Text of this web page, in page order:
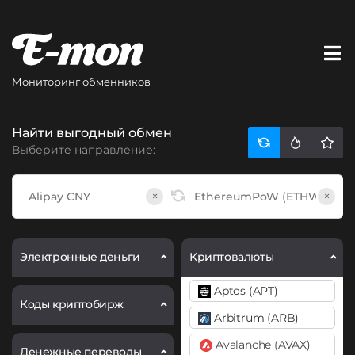
Мониторинг обменников
Найти выгодный обмен
Выберите направление:
× ×
Электронные деньги
Коды криптобирж
Денежные переводы
Криптовалюты
Aptos (APT)
Arbitrum (ARB)
Avalanche (AVAX)